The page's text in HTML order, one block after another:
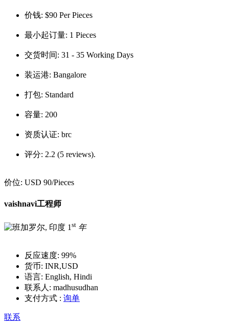
价钱: $90 Per Pieces
最小起订量: 1 Pieces
交货时间: 31 - 35 Working Days
装运港: Bangalore
打包: Standard
容量: 200
资质认证: brc
评分: 2.2 (5 reviews).
价位: USD 90/Pieces
vaishnavi工程师
1 st 年
反应速度: 99%
货币: INR,USD
语言: English, Hindi
联系人: madhusudhan
支付方式 : 询单
联系